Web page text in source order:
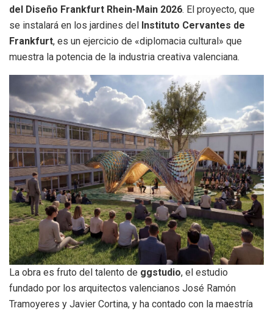
del Diseño Frankfurt Rhein-Main 2026. El proyecto, que
se instalará en los jardines del Instituto Cervantes de
Frankfurt, es un ejercicio de «diplomacia cultural» que
muestra la potencia de la industria creativa valenciana.
La obra es fruto del talento de ggstudio, el estudio
fundado por los arquitectos valencianos José Ramón
Tramoyeres y Javier Cortina, y ha contado con la maestría